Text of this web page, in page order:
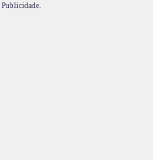
Publicidade.